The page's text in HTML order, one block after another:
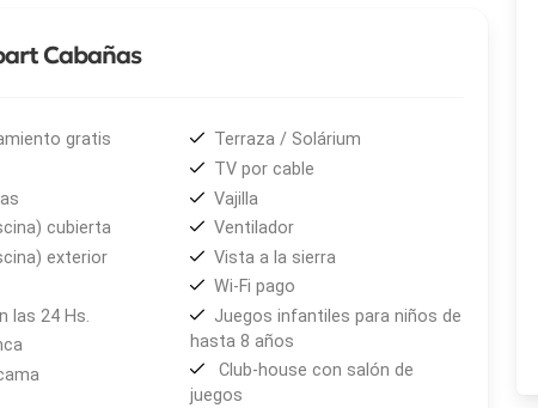
artesanal, lo que añade un toque especial a la
para el disfrute de sus huéspedes:
y una piscina exterior con sector para niños.
biblioteca y salas de reuniones.
y sectores de picnic.
relajar cuerpo y mente.
de cocina regional e internacional.
cabalgatas y visitas guiadas por la zona.
Cabañas
gratis
cubierta
exterior
las 24 Hs.
Terraza / Solárium
TV por cable
Vajilla
Ventilador
Vista a la sierra
Wi-Fi pago
Juegos infantiles para niños de
hasta 8 años
Club-house con salón de
juegos